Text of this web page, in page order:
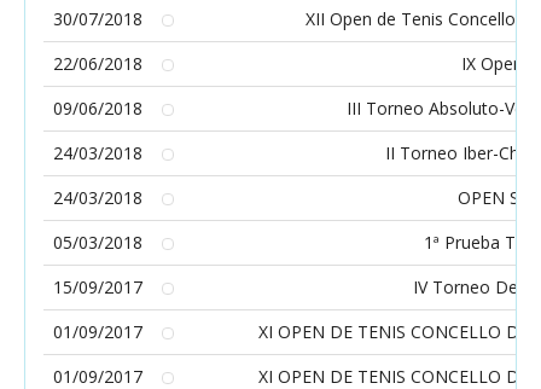
30/07/2018
XII Open de Tenis Concello
22/06/2018
IX Open
09/06/2018
III Torneo Absoluto-
24/03/2018
II Torneo Iber-
24/03/2018
OPEN
05/03/2018
1ª Prueba
15/09/2017
IV Torneo De
01/09/2017
XI OPEN DE TENIS CONCELLO DE
01/09/2017
XI OPEN DE TENIS CONCELLO DE